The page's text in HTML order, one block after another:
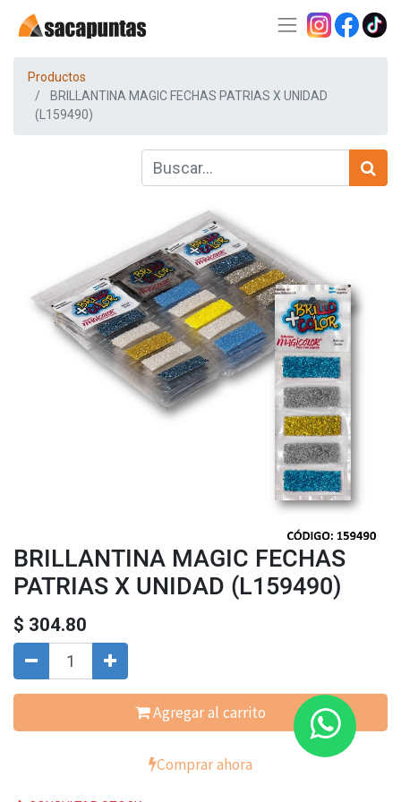
Productos
BRILLANTINA MAGIC FECHAS PATRIAS X UNIDAD
(L159490)
BRILLANTINA MAGIC FECHAS
PATRIAS X UNIDAD (L159490)
$ 304.80
Agregar al carrito
Comprar ahora